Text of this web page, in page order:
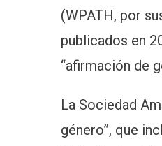
(WPATH, por
publicados en
“afirmación de
La Sociedad
género”, que